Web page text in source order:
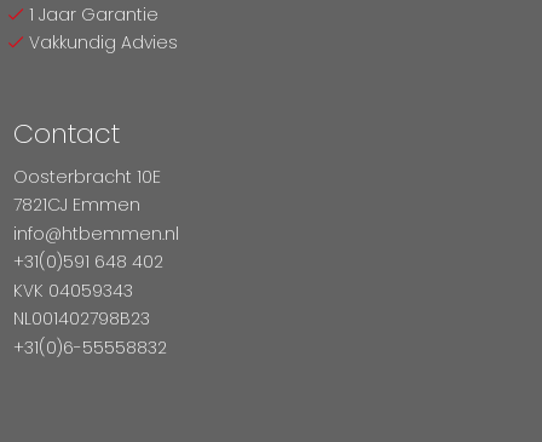
1 Jaar Garantie
Vakkundig Advies
Contact
Oosterbracht 10E
7821CJ Emmen
info@htbemmen.nl
+31(0)591 648 402
KVK 04059343
NL001402798B23
+31(0)6-55558832